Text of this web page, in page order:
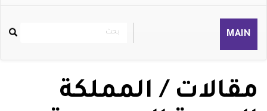
MAIN
Rechercher
بحث
مقالات / المملكة